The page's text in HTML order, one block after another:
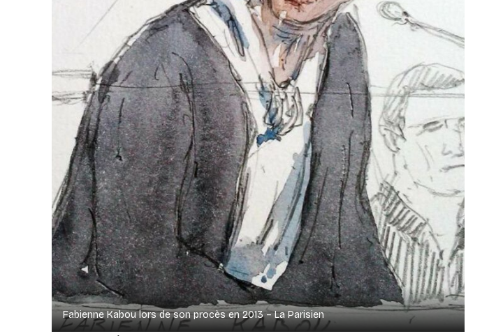
Fabienne Kabou lors de son procès en 2013 – La Parisien